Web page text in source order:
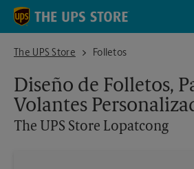
Skip to content
Return to Nav
The UPS Store
The UPS Store Lopatcong
Folletos
Diseño de Folletos,
Volantes
The UPS Store Lopatcong